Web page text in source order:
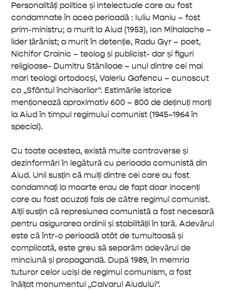
Personalități politice și intelectuale care au fost
condamnate în acea perioadă : Iuliu Maniu – fost
prim-ministru; a murit la Aiud (1953), Ion Mihalache –
lider țărănist; a murit în detenție, Radu Gyr – poet,
Nichifor Crainic – teolog și publicist- dar și figuri
religioase- Dumitru Stăniloae – unul dintre cei mai
mari teologi ortodocși, Valeriu Gafencu – cunoscut
ca „Sfântul închisorilor”. Estimările istorice
menționează aproximativ 600 – 800 de deținuți morți
la Aiud în timpul regimului comunist (1945–1964 în
special).
Cu toate acestea, există multe controverse și
dezinformări în legătură cu perioada comunistă din
Aiud. Unii susțin că mulți dintre cei care au fost
condamnați la moarte erau de fapt doar inocenți
care au fost acuzați fals de către regimul comunist.
Alții susțin că represiunea comunistă a fost necesară
pentru asigurarea ordinii și stabilității în țară. Adevărul
este că într-o perioadă atât de tumultoasă și
complicată, este greu să separăm adevărul de
minciună și propagandă. După 1989, în memria
tuturor celor uciși de regimul comunism, a fost
înălțat monumentul „Calvarul Aiudului”.